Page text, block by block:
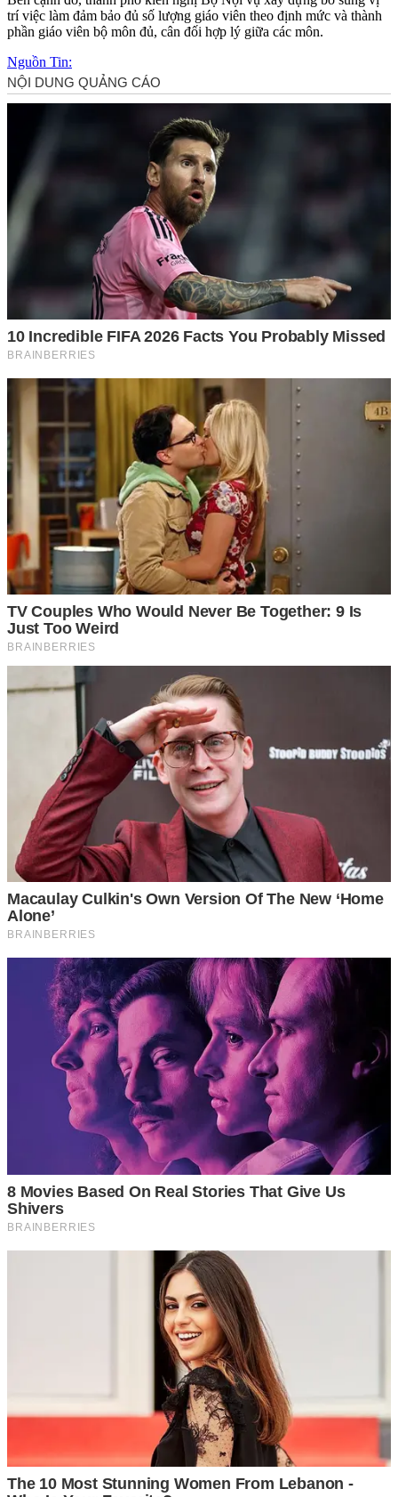
trí việc làm đảm bảo đủ số lượng giáo viên theo định mức và thành
phần giáo viên bộ môn đủ, cân đối hợp lý giữa các môn.
Nguồn Tin: